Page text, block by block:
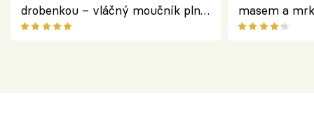
drobenkou – vláčný moučník plný
ovoce
masem a
salátem –